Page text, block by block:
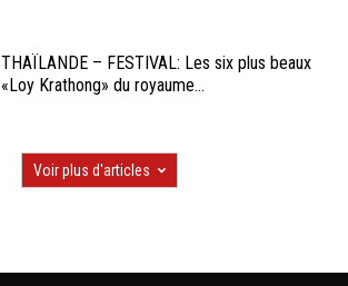
THAÏLANDE – FESTIVAL: Les six plus beaux
«Loy Krathong» du royaume...
Voir plus d'articles